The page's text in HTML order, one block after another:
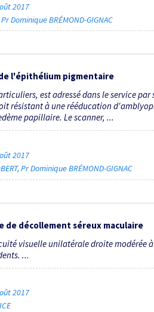
2017
Pr Dominique BRÉMOND-GIGNAC
l'épithélium pigmentaire
est adressé dans le service
résistant à une rééducation
papillaire. Le scanner, ...
2017
Pr Dominique BRÉMOND-GIGNAC
de décollement séreux maculaire
visuelle unilatérale droite modérée
...
2017